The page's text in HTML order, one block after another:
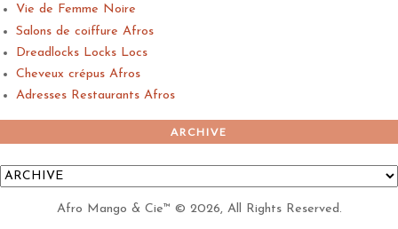
Vie de Femme Noire
Salons de coiffure Afros
Dreadlocks Locks Locs
Cheveux crépus Afros
Adresses Restaurants Afros
ARCHIVE
Afro Mango & Cie™ © 2026, All Rights Reserved.